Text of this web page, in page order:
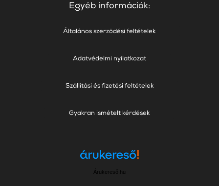
Egyéb információk:
Általános szerződési feltételek
Adatvédelmi nyilatkozat
Szállítási és fizetési feltételek
Gyakran ismételt kérdések
Árukereső.hu